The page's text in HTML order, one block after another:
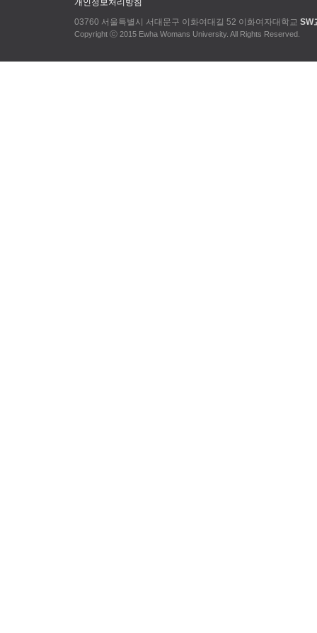
개인정보처리방침
03760 서울특별시 서대문구 이화여대길 52 이화여자대학교 SW
Copyright ⓒ 2015 Ewha Womans University. All Rights Reserved.